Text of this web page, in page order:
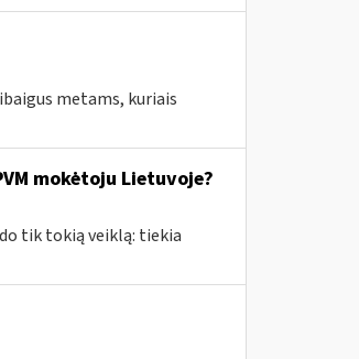
metams, kuriais
mokėtoju Lietuvoje?
tik tokią veiklą: tiekia